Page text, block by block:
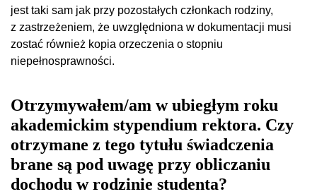
jest taki sam jak przy pozostałych członkach rodziny,
z zastrzeżeniem, że uwzględniona w dokumentacji musi
zostać również kopia orzeczenia o stopniu
niepełnosprawności.
Otrzymywałem/am w ubiegłym roku
akademickim stypendium rektora. Czy
otrzymane z tego tytułu świadczenia
brane są pod uwagę przy obliczaniu
dochodu w rodzinie studenta?